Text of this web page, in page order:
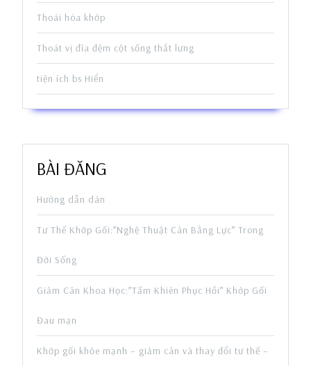
Thoái hóa khớp
Thoát vị đĩa đệm cột sống thắt lưng
tiện ích bs Hiển
BÀI ĐĂNG
Hướng dẫn dán
Tư Thế Khớp Gối:”Nghệ Thuật Cân Bằng Lực” Trong
Đời Sống
Giảm Cân Khoa Học:”Tấm Khiên Phục Hồi” Khớp Gối
Đau mạn
Khớp gối khỏe mạnh – giảm cân và thay đổi tư thế –